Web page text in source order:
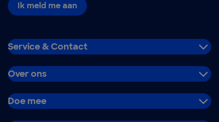
Ik meld me aan
Service & Contact
Over ons
Doe mee